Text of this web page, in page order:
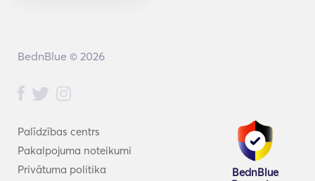
Palīdzības centrs
Pakalpojuma noteikumi
Privātuma politika
BednBlue
BednBlue © 2026